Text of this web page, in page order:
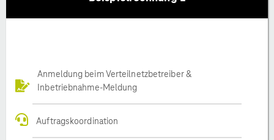
Anmeldung beim Verteilnetzbetreiber &
Inbetriebnahme-Meldung
Auftragskoordination